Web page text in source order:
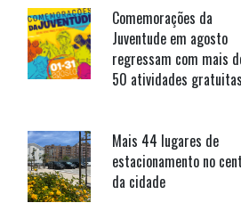
Comemorações da
Juventude em agosto
regressam com mais
50 atividades gratuitas
Mais 44 lugares de
estacionamento no
da cidade